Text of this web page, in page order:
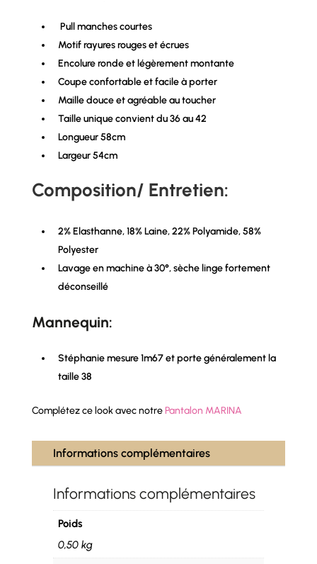
Pull manches courtes
Motif rayures rouges et écrues
Encolure ronde et légèrement montante
Coupe confortable et facile à porter
Maille douce et agréable au toucher
Taille unique convient du 36 au 42
Longueur 58cm
Largeur 54cm
Composition/ Entretien:
2% Elasthanne, 18% Laine, 22% Polyamide, 58%
Polyester
Lavage en machine à 30°, sèche linge fortement
déconseillé
Mannequin:
Stéphanie mesure 1m67 et porte généralement la
taille 38
Complétez ce look avec notrePantalon MARINA
Informations complémentaires
Informations complémentaires
Poids
0,50 kg